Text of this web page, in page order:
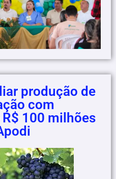
produção de
com
100 milhões